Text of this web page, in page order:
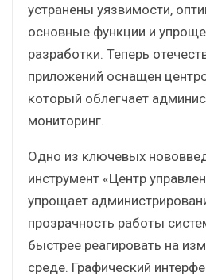
устранены уязвимости,
основные функции и
разработки. Теперь
приложений оснащен
который облегчает
мониторинг.
Одно из ключевых
инструмент «Центр
упрощает
прозрачность работы
быстрее реагировать на
среде. Графический